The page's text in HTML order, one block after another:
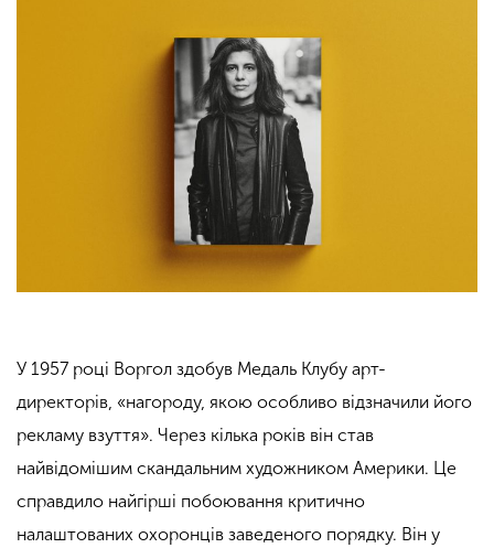
У 1957 році Воргол здобув Медаль Клубу арт-
директорів, «нагороду, якою особливо відзначили його
рекламу взуття». Через кілька років він став
найвідомішим скандальним художником Америки. Це
справдило найгірші побоювання критично
налаштованих охоронців заведеного порядку. Він у